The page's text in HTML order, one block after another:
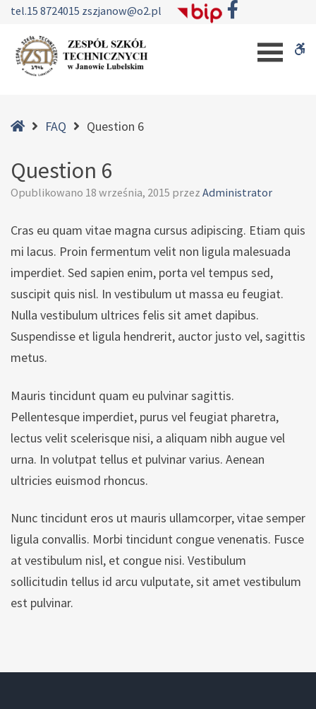
tel.15 8724015 zszjanow@o2.pl
HomeFAQ Question 6
Question 6
Opublikowano 18 września, 2015 przez Administrator
Cras eu quam vitae magna cursus adipiscing. Etiam quis
mi lacus. Proin fermentum velit non ligula malesuada
imperdiet. Sed sapien enim, porta vel tempus sed,
suscipit quis nisl. In vestibulum ut massa eu feugiat.
Nulla vestibulum ultrices felis sit amet dapibus.
Suspendisse et ligula hendrerit, auctor justo vel, sagittis
metus.
Mauris tincidunt quam eu pulvinar sagittis.
Pellentesque imperdiet, purus vel feugiat pharetra,
lectus velit scelerisque nisi, a aliquam nibh augue vel
urna. In volutpat tellus et pulvinar varius. Aenean
ultricies euismod rhoncus.
Nunc tincidunt eros ut mauris ullamcorper, vitae semper
ligula convallis. Morbi tincidunt congue venenatis. Fusce
at vestibulum nisl, et congue nisi. Vestibulum
sollicitudin tellus id arcu vulputate, sit amet vestibulum
est pulvinar.